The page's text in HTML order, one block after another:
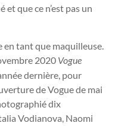
et que ce n’est pas un
en tant que maquilleuse.
2020 Vogue
dernière, pour
de Vogue de mai
dix
Vodianova, Naomi